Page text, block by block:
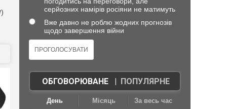
серйозних намірів росіяни не матимуть
Вже давно не роблю жодних прогнозів
щодо завершення війни
ОБГОВОРЮВАНЕ| ПОПУЛЯРНЕ
День Місяць За весь час